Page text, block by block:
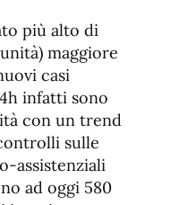
più alto di
maggiore
casi
infatti sono
con un trend
sulle
assistenziali
ad oggi 580